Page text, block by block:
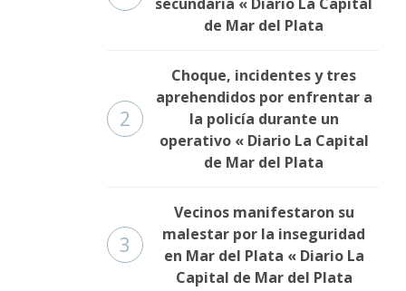
de Mar del Plata
2
Choque, incidentes y tres
aprehendidos por enfrentar a
la policía durante un
operativo « Diario La Capital
de Mar del Plata
3
Vecinos manifestaron su
malestar por la inseguridad
en Mar del Plata « Diario La
Capital de Mar del Plata